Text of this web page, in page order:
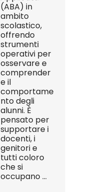
(ABA) in
ambito
scolastico,
offrendo
strumenti
operativi per
osservare e
comprender
e il
comportame
nto degli
alunni. È
pensato per
supportare i
docenti, i
genitori e
tutti coloro
che si
occupano ...